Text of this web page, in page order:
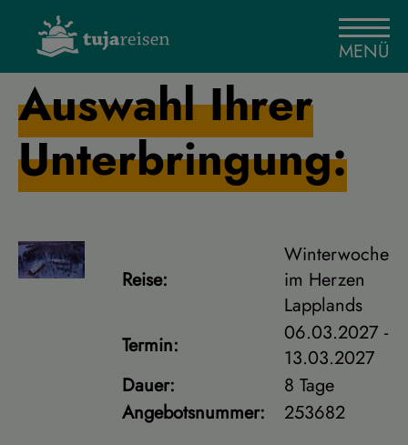
MENÜ
Auswahl Ihrer
Unterbringung:
Reise:
Winterwoche
im Herzen
Lapplands
Termin:
06.03.2027 -
13.03.2027
Dauer:
8 Tage
Angebotsnummer:
253682